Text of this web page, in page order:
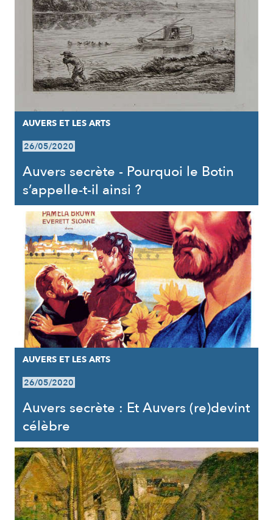
AUVERS ET LES ARTS
26/05/2020
Auvers secrète - Pourquoi le Botin
s’appelle-t-il ainsi ?
AUVERS ET LES ARTS
26/05/2020
Auvers secrète : Et Auvers (re)devint
célèbre